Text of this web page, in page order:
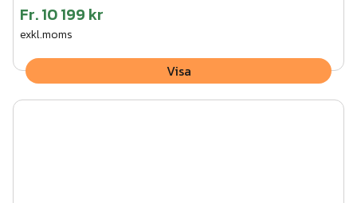
Fr.10 199 kr
exkl.moms
Visa